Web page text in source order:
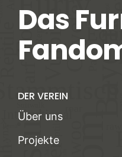
Das
DER VEREIN
Über uns
Projekte